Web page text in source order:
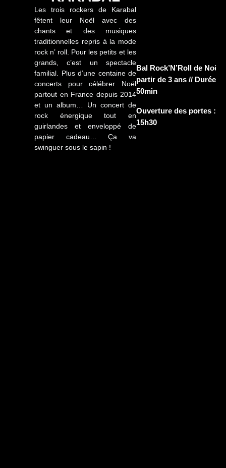
Bal Rock’N’Roll de Noël à
partir de 3 ans // Durée :
50min
Ouverture des portes :
15h30
Les trois rockers de Karabal
fêtent leur Noël avec des
chants et des musiques
traditionnelles repris à la mode
rock n’ roll. Pour les petits et les
grands, c’est un spectacle
familial. Plus d’une centaine de
concerts pour célébrer Noël
partout en France depuis 2014
et un album… Un concert de
rock énergique tout en
guirlandes et enveloppé de
papier cadeau… Ça va
swinguer sous le sapin !